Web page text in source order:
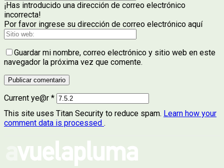
¡Has introducido una dirección de correo electrónico
incorrecta!
Por favor ingrese su dirección de correo electrónico aquí
Guardar mi nombre, correo electrónico y sitio web en este
navegador la próxima vez que comente.
Current ye@r *
This site uses Titan Security to reduce spam. Learn how your
comment data is processed .